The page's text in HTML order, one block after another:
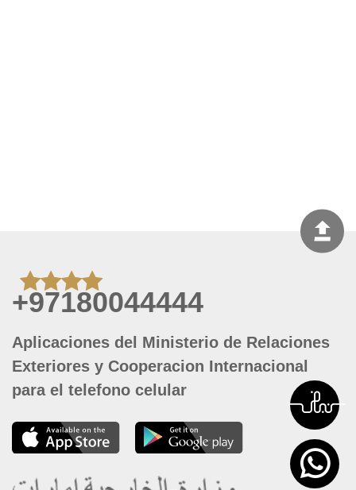
+97180044444
Aplicaciones del Ministerio de Relaciones
Exteriores y Cooperacion Internacional
para el telefono celular